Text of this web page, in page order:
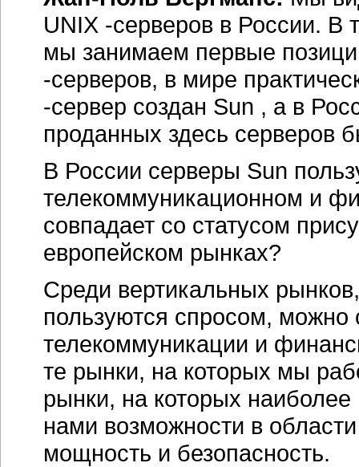
UNIX -серверов в России. В
мы занимаем первые
-серверов, в мире
-сервер создан Sun , а в
проданных здесь серверов
В России серверы Sun
телекоммуникационном и
совпадает со статусом
европейском рынках?
Среди вертикальных
пользуются спросом, можно
телекоммуникации и
те рынки, на которых мы
рынки, на которых
нами возможности в
мощность и безопасность.